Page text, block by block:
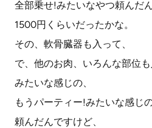
全部乗せ!みたいなやつ頼んだん
1500円くらいだったかな。
その、軟骨臓器も入って、
で、他のお肉、いろんな部位も
みたいな感じの、
もうパーティー!みたいな感じの
頼んだんですけど、